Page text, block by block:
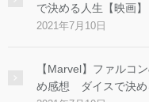
で決める人生【映画】
2021年7月10日
【Marvel】ファルコ
め感想 ダイスで決め